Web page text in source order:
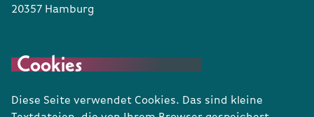
20357 Hamburg
Cookies
Diese Seite verwendet Cookies. Das sind kleine